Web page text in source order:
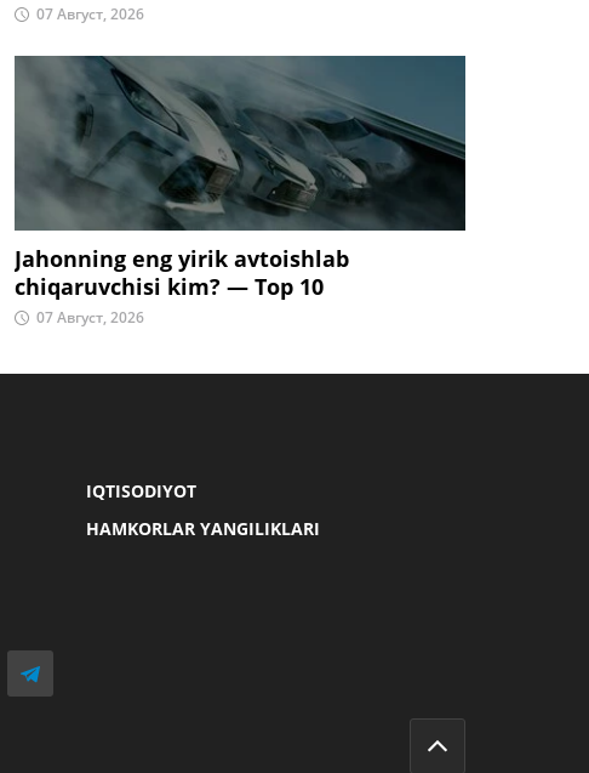
07 Август, 2026
Jahonning eng yirik avtoishlab
chiqaruvchisi kim? — Top 10
07 Август, 2026
IQTISODIYOT
HAMKORLAR YANGILIKLARI